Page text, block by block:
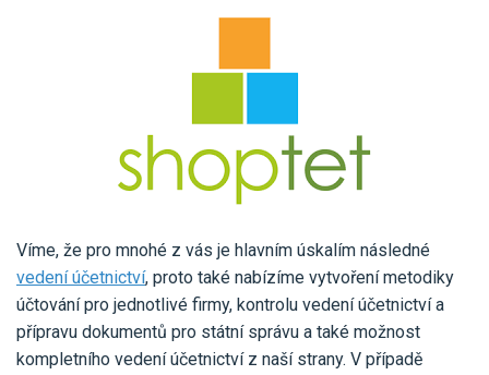
Víme, že pro mnohé z vás je hlavním úskalím následné
vedení účetnictví, proto také nabízíme vytvoření metodiky
účtování pro jednotlivé firmy, kontrolu vedení účetnictví a
přípravu dokumentů pro státní správu a také možnost
kompletního vedení účetnictví z naší strany. V případě